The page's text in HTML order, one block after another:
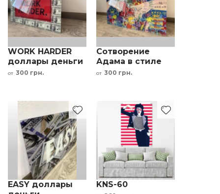
WORK HARDER
доллары деньги
мотивационная
от 300 грн.
Сотворение
Адама в стиле
поп арт на
от 300 грн.
EASY доллары
KNS-60